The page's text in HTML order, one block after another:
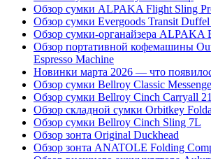
Обзор сумки ALPAKA Flight Sling
Обзор сумки Evergoods Transit
Обзор сумки-органайзера ALPAKA
Обзор портативной кофемашины
Espresso Machine
Новинки марта 2026 — что
Обзор сумки Bellroy Classic
Обзор сумки Bellroy Cinch Carryall
Обзор складной сумки Orbitkey
Обзор сумки Bellroy Cinch Sling 7L
Обзор зонта Original Duckhead
Обзор зонта ANATOLE Folding